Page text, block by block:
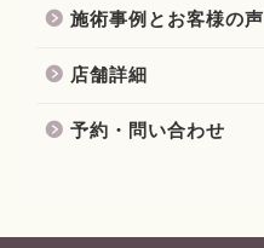
施術事例とお客様の声
店舗詳細
予約・問い合わせ